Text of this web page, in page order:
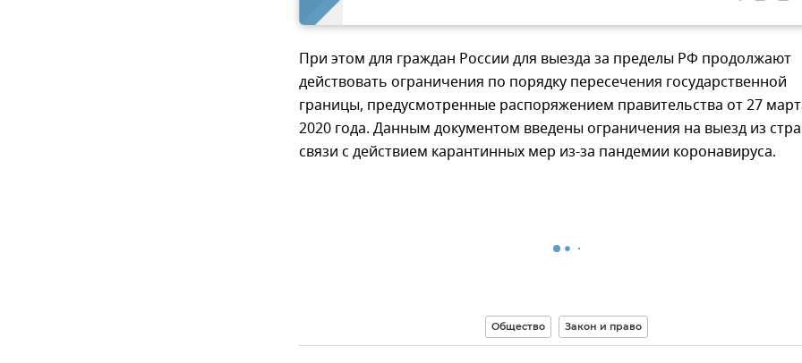
При этом для граждан России для выезда за пределы РФ продолжают
действовать ограничения по порядку пересечения государственной
границы, предусмотренные распоряжением правительства от 27
2020 года. Данным документом введены ограничения на выезд из
связи с действием карантинных мер из-за пандемии коронавируса.
Общество Закон и право